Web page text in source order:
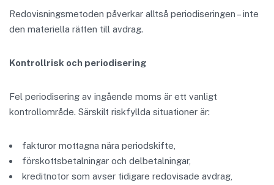
Redovisningsmetoden påverkar alltså periodiseringen – inte
den materiella rätten till avdrag.
Kontrollrisk och periodisering
Fel periodisering av ingående moms är ett vanligt
kontrollområde. Särskilt riskfyllda situationer är:
fakturor mottagna nära periodskifte,
förskottsbetalningar och delbetalningar,
kreditnotor som avser tidigare redovisade avdrag,